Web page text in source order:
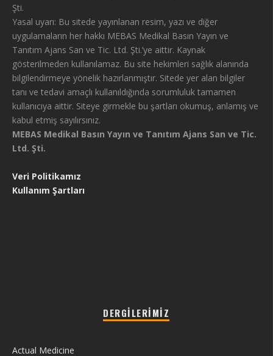
Şti.
Yasal uyarı: Bu sitede yayınlanan resim, yazı ve diğer
uygulamaların her hakkı MEBAS Medikal Basın Yayın ve
Tanıtım Ajans San ve Tic. Ltd. Şti.’ye aittir. Kaynak
gösterilmeden kullanılamaz. Bu site hekimleri sağlık alanında
bilgilendirmeye yönelik hazırlanmıştır. Sitede yer alan bilgiler
tanı ve tedavi amaçlı kullanıldığında sorumluluk tamamen
kullanıcıya aittir. Siteye girmekle bu şartları okumuş, anlamış ve
kabul etmiş sayılırsınız.
MEBAS Medikal Basın Yayın ve Tanıtım Ajans San ve Tic.
Ltd. Şti.
Veri Politikamız
Kullanım Şartları
DERGILERIMIZ
Actual Medicine